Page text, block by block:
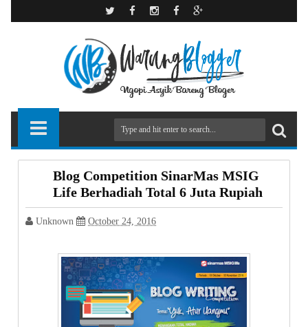
Blog Competition SinarMas MSIG
Life Berhadiah Total 6 Juta Rupiah
Unknown October 24, 2016